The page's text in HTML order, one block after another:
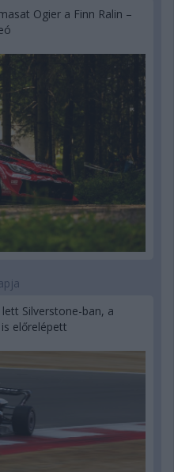
Ogier a Finn Ralin –
Silverstone-ban, a
előrelépett